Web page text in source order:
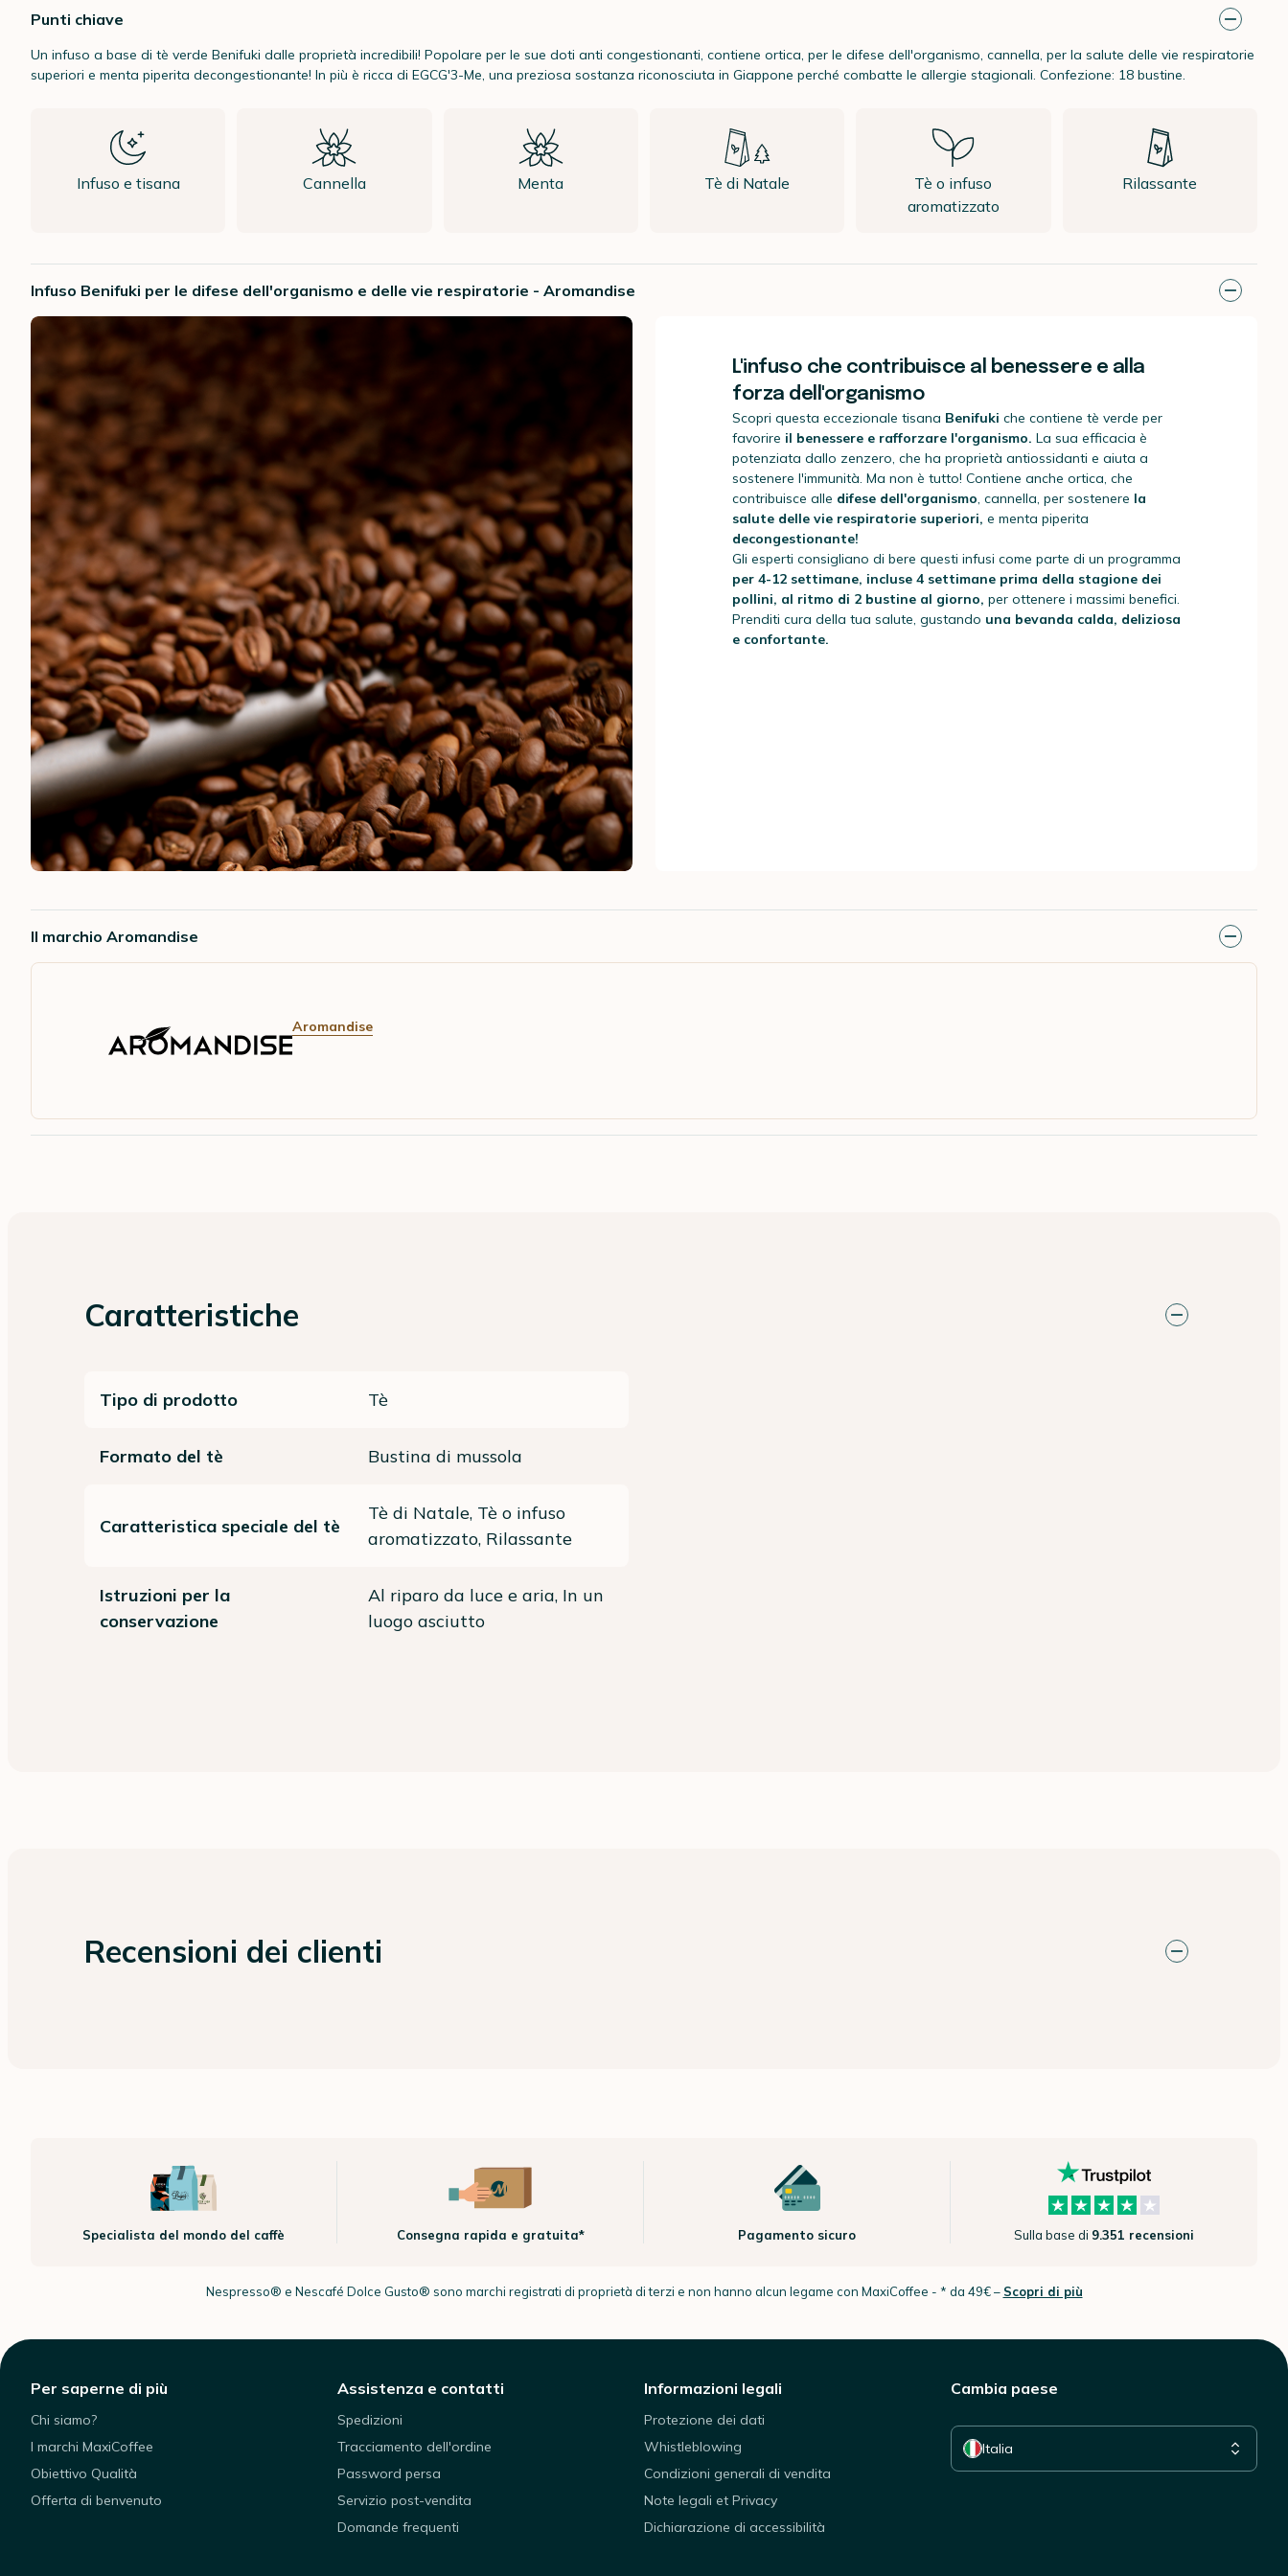
Punti chiave
Un infuso a base di tè verde Benifuki dalle proprietà incredibili! Popolare per le sue doti anti congestionanti, contiene ortica, per le difese dell'organismo, cannella, per la salute delle vie respiratorie
superiori e menta piperita decongestionante! In più è ricca di EGCG'3-Me, una preziosa sostanza riconosciuta in Giappone perché combatte le allergie stagionali. Confezione: 18 bustine.
Infuso e tisana Cannella Menta Tè di Natale
Tè o infuso
aromatizzato
Rilassante
Infuso Benifuki per le difese dell'organismo e delle vie respiratorie - Aromandise
L'infuso che contribuisce al benessere e alla
forza dell'organismo
Scopri questa eccezionale tisana Benifuki che contiene tè verde per
favorire il benessere e rafforzare l'organismo. La sua efficacia è
potenziata dallo zenzero, che ha proprietà antiossidanti e aiuta a
sostenere l'immunità. Ma non è tutto! Contiene anche ortica, che
contribuisce alle difese dell'organismo, cannella, per sostenere la
salute delle vie respiratorie superiori, e menta piperita
decongestionante!
Gli esperti consigliano di bere questi infusi come parte di un programma
per 4-12 settimane, incluse 4 settimane prima della stagione dei
pollini, al ritmo di 2 bustine al giorno, per ottenere i massimi benefici.
Prenditi cura della tua salute, gustando una bevanda calda, deliziosa
e confortante.
Il marchio Aromandise
Aromandise
Caratteristiche
Tipo di prodotto Tè
Formato del tè Bustina di mussola
Caratteristica speciale del tè
Tè di Natale, Tè o infuso
aromatizzato, Rilassante
Istruzioni per la
conservazione
Al riparo da luce e aria, In un
luogo asciutto
Recensioni dei clienti
Specialista del mondo del caffè Consegna rapida e gratuita* Pagamento sicuro Sulla base di 9.351 recensioni
Nespresso® e Nescafé Dolce Gusto® sono marchi registrati di proprietà di terzi e non hanno alcun legame con MaxiCoffee - * da 49€ – Scopri di più
Per saperne di più
Chi siamo?
I marchi MaxiCoffee
Obiettivo Qualità
Offerta di benvenuto
Assistenza e contatti
Spedizioni
Tracciamento dell'ordine
Password persa
Servizio post-vendita
Domande frequenti
Informazioni legali
Protezione dei dati
Whistleblowing
Condizioni generali di vendita
Note legali et Privacy
Dichiarazione di accessibilità
Cambia paese
Italia
Seleziona il tuo paese